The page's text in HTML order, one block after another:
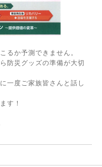
るか予測できません。
防災グッズの準備が大切
一度ご家族皆さんと話し
す！